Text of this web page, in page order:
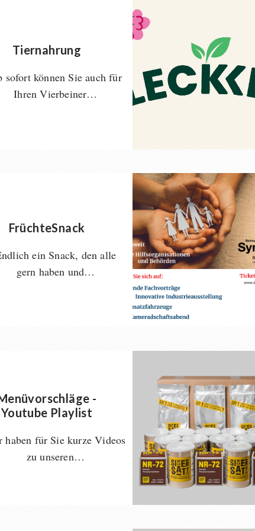
Tiernahrung
sofort können Sie auch für
Ihren Vierbeiner…
FrüchteSnack
ein Snack, den alle
gern haben und…
-
Youtube Playlist
haben für Sie kurze Videos
zu unseren…